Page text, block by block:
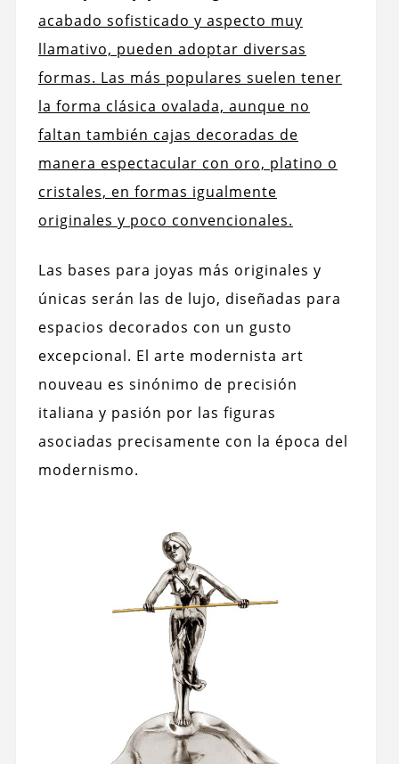
acabado sofisticado y aspecto muy
llamativo, pueden adoptar diversas
formas. Las más populares suelen tener
la forma clásica ovalada, aunque no
faltan también cajas decoradas de
manera espectacular con oro, platino o
cristales, en formas igualmente
originales y poco convencionales.
Las bases para joyas más originales y
únicas serán las de lujo, diseñadas para
espacios decorados con un gusto
excepcional. El arte modernista art
nouveau es sinónimo de precisión
italiana y pasión por las figuras
asociadas precisamente con la época del
modernismo.